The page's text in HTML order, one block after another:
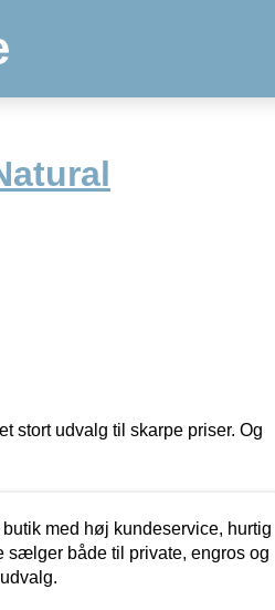
stort udvalg til skarpe priser. Og
med høj kundeservice, hurtig
sælger både til private, engros og